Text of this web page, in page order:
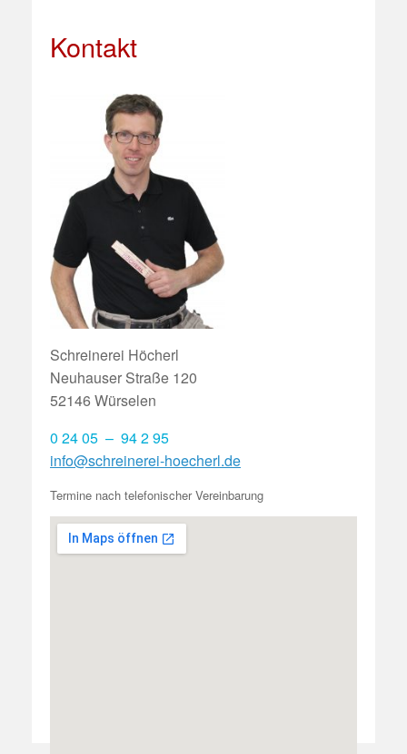
Kontakt
Schreinerei Höcherl
Neuhauser Straße 120
52146 Würselen
0 24 05 – 94 2 95
info@schreinerei-hoecherl.de
Termine nach telefonischer Vereinbarung